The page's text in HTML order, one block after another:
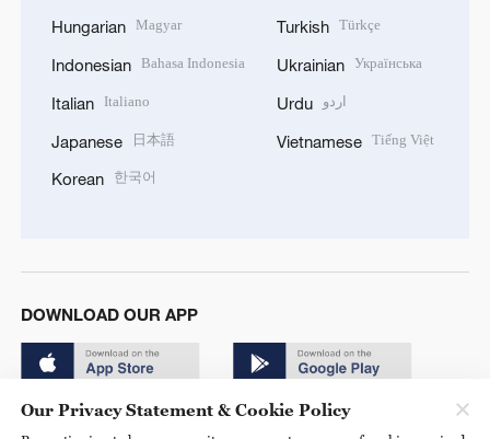
Hungarian Magyar
Indonesian Bahasa Indonesia
Italian Italiano
Japanese 日本語
Korean 한국어
Turkish Türkçe
Ukrainian Українська
Urdu اردو
Vietnamese Tiếng Việt
DOWNLOAD OUR APP
Our Privacy Statement & Cookie Policy